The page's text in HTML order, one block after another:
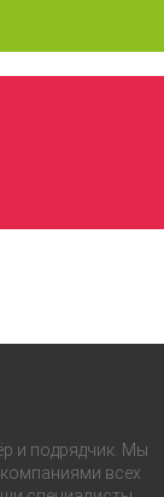
и подрядчик. Мы
всех